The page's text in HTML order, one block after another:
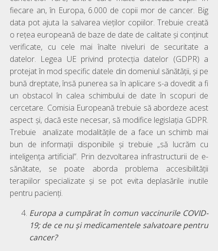
fiecare an, în Europa, 6.000 de copii mor de cancer. Big
data pot ajuta la salvarea vieților copiilor. Trebuie creată
o rețea europeană de baze de date de calitate și conținut
verificate, cu cele mai înalte niveluri de securitate a
datelor. Legea UE privind protecția datelor (GDPR) a
protejat în mod specific datele din domeniul sănătății, și pe
bună dreptate, însă punerea sa în aplicare s-a dovedit a fi
un obstacol în calea schimbului de date în scopuri de
cercetare. Comisia Europeană trebuie să abordeze acest
aspect și, dacă este necesar, să modifice legislația GDPR.
Trebuie analizate modalitățile de a face un schimb mai
bun de informații disponibile și trebuie „să lucrăm cu
inteligența artificial”. Prin dezvoltarea infrastructurii de e-
sănătate, se poate aborda problema accesibilității
terapiilor specializate și se pot evita deplasările inutile
pentru pacienți.
Europa a cumpărat în comun vaccinurile COVID-
19; de ce nu și medicamentele salvatoare pentru
cancer?